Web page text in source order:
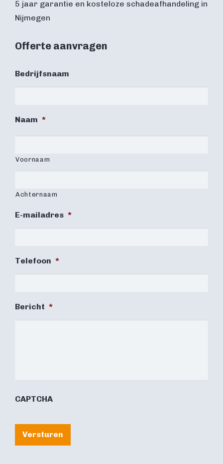
5 jaar garantie en kosteloze schadeafhandeling in
Nijmegen
Offerte aanvragen
Bedrijfsnaam
Naam *
Voornaam
Achternaam
E-mailadres *
Telefoon *
Bericht *
CAPTCHA
Versturen